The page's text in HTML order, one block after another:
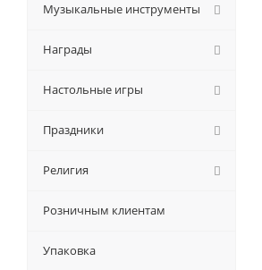
Музыкальные инструменты
Награды
Настольные игры
Праздники
Религия
Розничным клиентам
Упаковка